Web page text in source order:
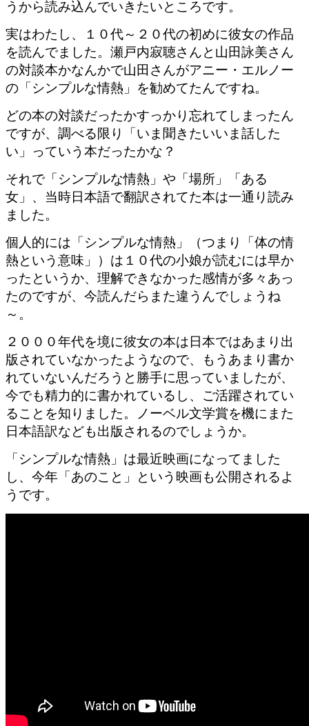
うから読み込んでいきたいところです。
実はわたし、１０代～２０代の初めに彼女の作品
を読んでました。瀬戸内寂聴さんと山田詠美さん
の対談本かなんかで山田さんがアニー・エルノー
の「シンプルな情熱」を勧めてたんですね。
どの本の対談だったかすっかり忘れてしまったん
ですが、調べる限り「いま聞きたいいま話した
い」っていう本だったかな？
それで「シンプルな情熱」や「場所」「ある
女」、当時日本語で翻訳されてた本は一通り読み
ました。
個人的には「シンプルな情熱」（つまり「体の情
熱という意味」）は１０代の小娘が読むには早か
ったというか、理解できなかった感情が多々あっ
たのですが、今読んだらまた違うんでしょうね
～。
２０００年代を境に彼女の本は日本ではあまり出
版されていなかったようなので、もうあまり書か
れていないんだろうと勝手に思っていましたが、
今でも精力的に書かれているし、ご活躍されてい
ることを知りました。ノーベル文学賞を機にまた
日本語訳なども出版されるのでしょうか。
「シンプルな情熱」は最近映画になってました
し、今年「あのこと」という映画も公開されるよ
うです。